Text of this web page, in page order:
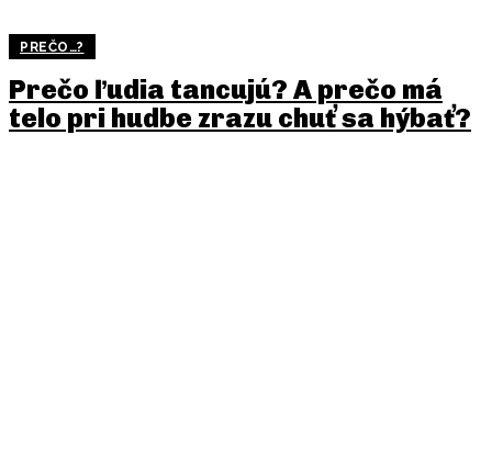
PREČO…?
Prečo ľudia tancujú? A prečo má
telo pri hudbe zrazu chuť sa hýbať?